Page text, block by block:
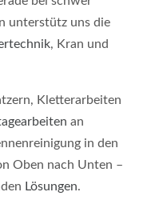
unterstütz uns die
, Kran und
Kletterarbeiten
an
in den
Oben nach Unten –
Lösungen.